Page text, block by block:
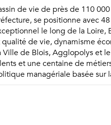
de vie de près de 110
se positionne avec
le long de la Loire,
de vie, dynamisme
Ville de Blois, Agglopolys et
et une centaine de
managériale basée sur